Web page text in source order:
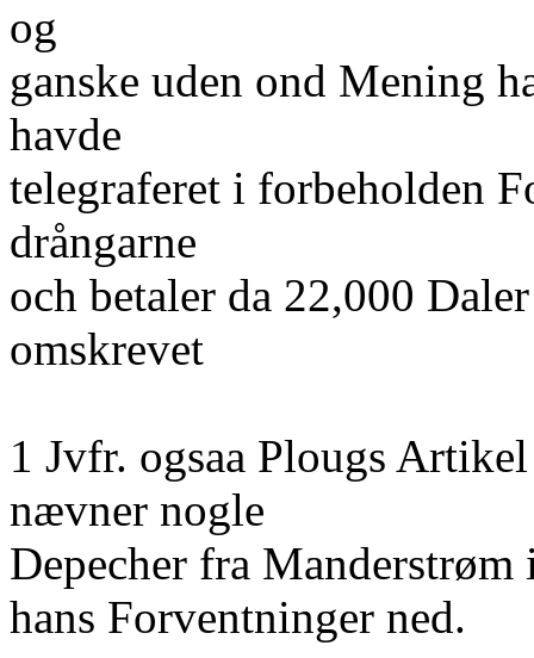
og
ganske uden ond Mening
havde
telegraferet i forbeholden
drångarne
och betaler da 22,000
omskrevet
1 Jvfr. ogsaa Plougs
nævner nogle
Depecher fra
hans Forventninger ned.